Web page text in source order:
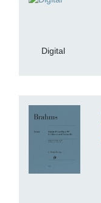
Digital